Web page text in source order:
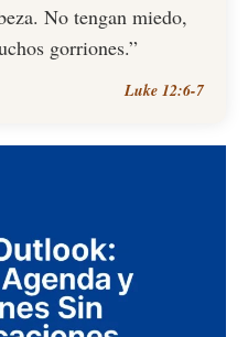
No tengan miedo,
gorriones.”
Luke 12:6-7